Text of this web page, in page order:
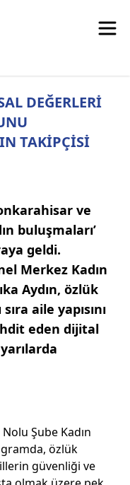
DEĞERLERİ
TAKİPÇİSİ
ve
buluşmaları’
geldi.
Merkez Kadın
Aydın, özlük
aile yapısını
eden dijital
Şube Kadın
özlük
güvenliği ve